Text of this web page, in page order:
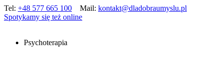
Tel: +48 577 665 100 Mail: kontakt@dladobraumyslu.pl
Spotykamy się też online
Psychoterapia